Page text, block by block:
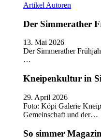
Artikel Autoren
Der Simmerather
13. Mai 2026
Der Simmerather
…
Kneipenkultur in
29. April 2026
Foto: Köpi Galerie
Gemeinschaft und der…
So simmer